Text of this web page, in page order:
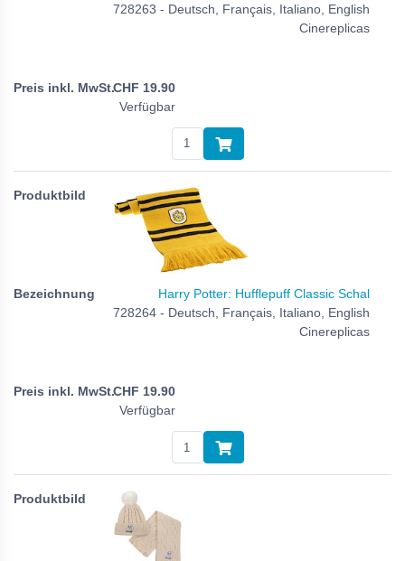
728263 - Deutsch, Français, Italiano, English
Cinereplicas
CHF 19.90
Verfügbar
Harry Potter: Hufflepuff Classic Schal
728264 - Deutsch, Français, Italiano, English
Cinereplicas
CHF 19.90
Verfügbar